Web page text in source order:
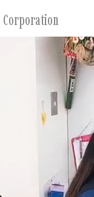
Corporation